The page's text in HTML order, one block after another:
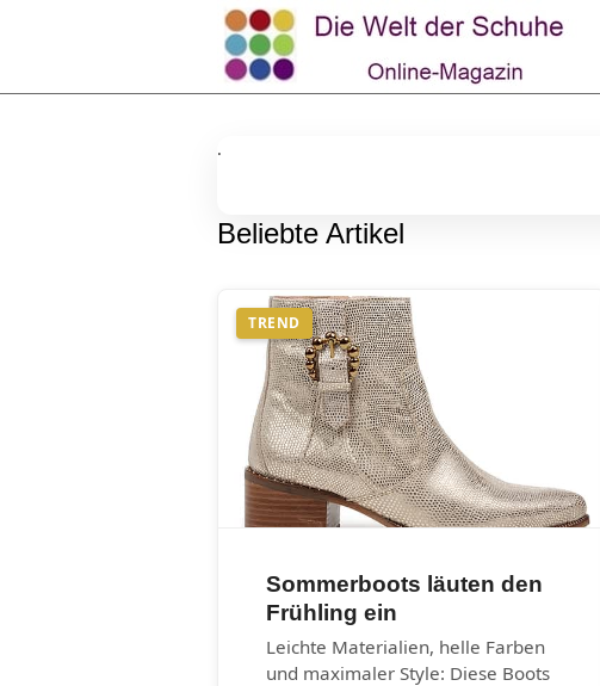
.
Beliebte Artikel
TREND
Sommerboots läuten den
Frühling ein
Leichte Materialien, helle Farben
und maximaler Style: Diese Boots